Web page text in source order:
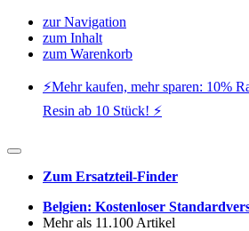
zur Navigation
zum Inhalt
zum Warenkorb
⚡️Mehr kaufen, mehr sparen: 10%
Resin ab 10 Stück! ⚡️
Zum Ersatzteil-Finder
Belgien: Kostenloser
Mehr als 11.100 Artikel